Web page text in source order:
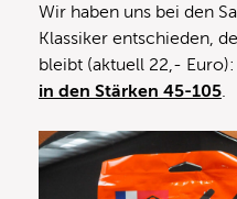
Wir haben uns bei den
Klassiker entschieden,
bleibt (aktuell 22,- Euro):
in den Stärken 45-105.